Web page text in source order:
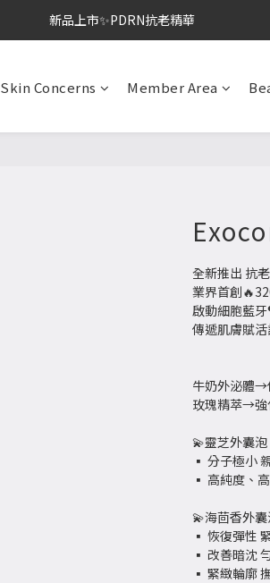
新品上市✨PDRN抗老精華
Skin Concerns Member Area
全新推出 抗
業界首創
啟動細胞藍
傳遞肌膚賦
牛奶外泌體→
玫瑰精萃→強
💫靈芝外囊泡
▪ 分子極小
▪ 高純度、
💫海茴香外
▪ 恢復彈性
▪ 改善暗沈
▪ 緊緻輪廓